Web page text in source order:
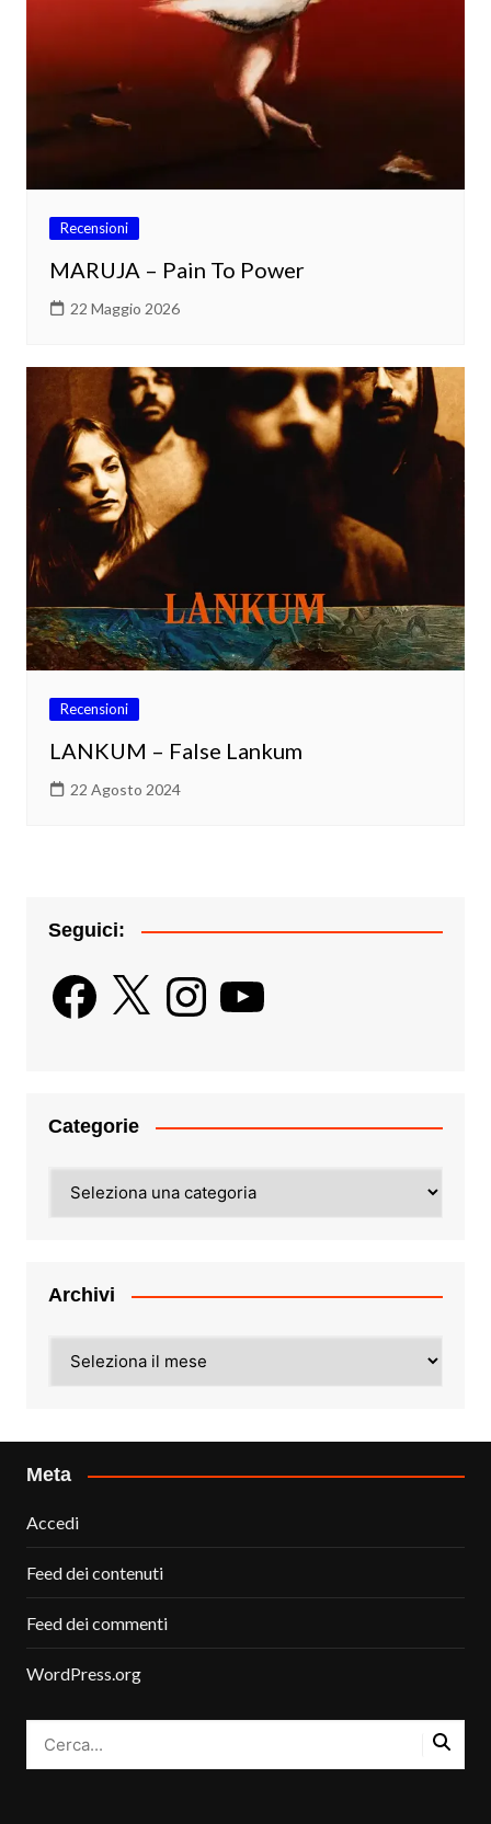
Recensioni
MARUJA – Pain To Power
22 Maggio 2026
Recensioni
LANKUM – False Lankum
22 Agosto 2024
Seguici:
Facebook
X InstagramYouTube
Categorie
Archivi
Meta
Accedi
Feed dei contenuti
Feed dei commenti
WordPress.org